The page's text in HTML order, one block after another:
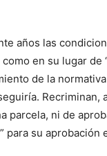
años las
en su lugar de
de la
Recriminan,
parcela, ni de
para su aprobación